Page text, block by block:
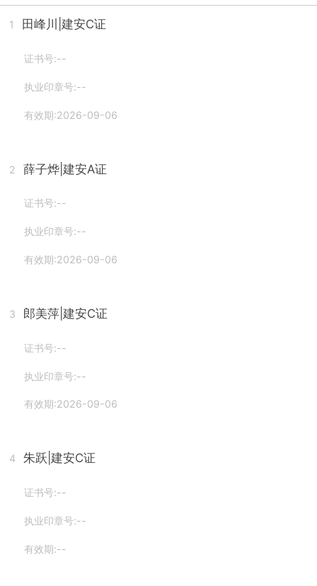
1 田峰川 |建安C证
证书号:--
执业印章号:--
有效期:2026-09-06
2 薛子烨 |建安A证
证书号:--
执业印章号:--
有效期:2026-09-06
3 郎美萍 |建安C证
证书号:--
执业印章号:--
有效期:2026-09-06
4 朱跃 |建安C证
证书号:--
执业印章号:--
有效期:--